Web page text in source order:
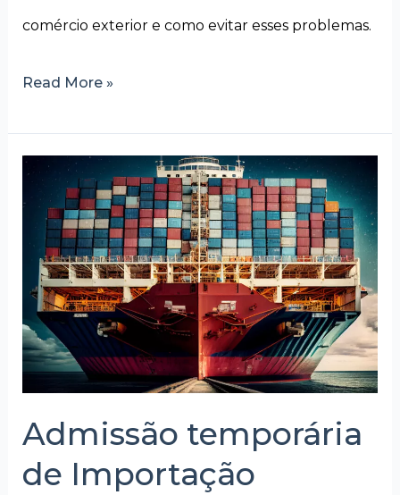
comércio exterior e como evitar esses problemas.
Read More »
Admissão temporária
de Importação
Admissão
temporária
de
Importação